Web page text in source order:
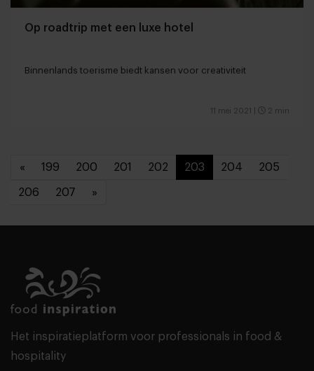
Op roadtrip met een luxe hotel
Binnenlands toerisme biedt kansen voor creativiteit
11 mei 2021 2 min
« 199 200 201 202 203 204 205
206 207 »
Het inspiratieplatform voor professionals in food &
hospitality